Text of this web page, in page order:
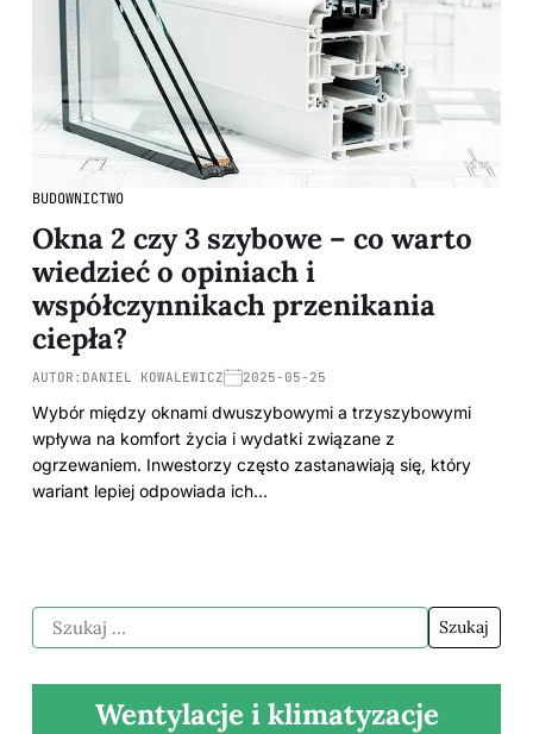
BUDOWNICTWO
Okna 2 czy 3 szybowe – co warto
wiedzieć o opiniach i
współczynnikach przenikania
ciepła?
AUTOR: DANIEL KOWALEWICZ 2025-05-25
Wybór między oknami dwuszybowymi a trzyszybowymi
wpływa na komfort życia i wydatki związane z
ogrzewaniem. Inwestorzy często zastanawiają się, który
wariant lepiej odpowiada ich…
Wentylacje i klimatyzacje